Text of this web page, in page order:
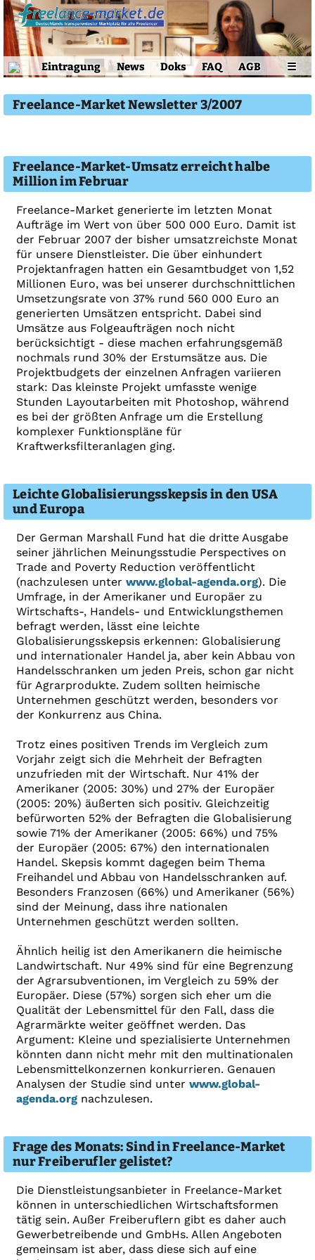
Eintragung News Doks FAQ AGB ☰
Freelance-Market Newsletter 3/2007
Freelance-Market-Umsatz erreicht halbe
Million im Februar
Freelance-Market generierte im letzten Monat
Aufträge im Wert von über 500 000 Euro. Damit ist
der Februar 2007 der bisher umsatzreichste Monat
für unsere Dienstleister. Die über einhundert
Projektanfragen hatten ein Gesamtbudget von 1,52
Millionen Euro, was bei unserer durchschnittlichen
Umsetzungsrate von 37% rund 560 000 Euro an
generierten Umsätzen entspricht. Dabei sind
Umsätze aus Folgeaufträgen noch nicht
berücksichtigt - diese machen erfahrungsgemäß
nochmals rund 30% der Erstumsätze aus. Die
Projektbudgets der einzelnen Anfragen variieren
stark: Das kleinste Projekt umfasste wenige
Stunden Layoutarbeiten mit Photoshop, während
es bei der größten Anfrage um die Erstellung
komplexer Funktionspläne für
Kraftwerksfilteranlagen ging.
Leichte Globalisierungsskepsis in den USA
und Europa
Der German Marshall Fund hat die dritte Ausgabe
seiner jährlichen Meinungsstudie Perspectives on
Trade and Poverty Reduction veröffentlicht
(nachzulesen unter www.global-agenda.org). Die
Umfrage, in der Amerikaner und Europäer zu
Wirtschafts-, Handels- und Entwicklungsthemen
befragt werden, lässt eine leichte
Globalisierungsskepsis erkennen: Globalisierung
und internationaler Handel ja, aber kein Abbau von
Handelsschranken um jeden Preis, schon gar nicht
für Agrarprodukte. Zudem sollten heimische
Unternehmen geschützt werden, besonders vor
der Konkurrenz aus China.
Trotz eines positiven Trends im Vergleich zum
Vorjahr zeigt sich die Mehrheit der Befragten
unzufrieden mit der Wirtschaft. Nur 41% der
Amerikaner (2005: 30%) und 27% der Europäer
(2005: 20%) äußerten sich positiv. Gleichzeitig
befürworten 52% der Befragten die Globalisierung
sowie 71% der Amerikaner (2005: 66%) und 75%
der Europäer (2005: 67%) den internationalen
Handel. Skepsis kommt dagegen beim Thema
Freihandel und Abbau von Handelsschranken auf.
Besonders Franzosen (66%) und Amerikaner (56%)
sind der Meinung, dass ihre nationalen
Unternehmen geschützt werden sollten.
Ähnlich heilig ist den Amerikanern die heimische
Landwirtschaft. Nur 49% sind für eine Begrenzung
der Agrarsubventionen, im Vergleich zu 59% der
Europäer. Diese (57%) sorgen sich eher um die
Qualität der Lebensmittel für den Fall, dass die
Agrarmärkte weiter geöffnet werden. Das
Argument: Kleine und spezialisierte Unternehmen
könnten dann nicht mehr mit den multinationalen
Lebensmittelkonzernen konkurrieren. Genauen
Analysen der Studie sind unter www.global-
agenda.org nachzulesen.
Frage des Monats: Sind in Freelance-Market
nur Freiberufler gelistet?
Die Dienstleistungsanbieter in Freelance-Market
können in unterschiedlichen Wirtschaftsformen
tätig sein. Außer Freiberuflern gibt es daher auch
Gewerbetreibende und GmbHs. Allen Angeboten
gemeinsam ist aber, dass diese sich auf eine